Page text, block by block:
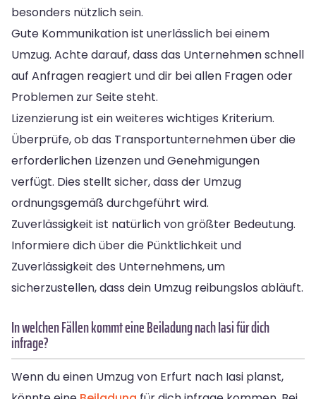
besonders nützlich sein.
Gute Kommunikation ist unerlässlich bei einem
Umzug. Achte darauf, dass das Unternehmen schnell
auf Anfragen reagiert und dir bei allen Fragen oder
Problemen zur Seite steht.
Lizenzierung ist ein weiteres wichtiges Kriterium.
Überprüfe, ob das Transportunternehmen über die
erforderlichen Lizenzen und Genehmigungen
verfügt. Dies stellt sicher, dass der Umzug
ordnungsgemäß durchgeführt wird.
Zuverlässigkeit ist natürlich von größter Bedeutung.
Informiere dich über die Pünktlichkeit und
Zuverlässigkeit des Unternehmens, um
sicherzustellen, dass dein Umzug reibungslos abläuft.
In welchen Fällen kommt eine Beiladung nach Iasi für dich
infrage?
Wenn du einen Umzug von Erfurt nach Iasi planst,